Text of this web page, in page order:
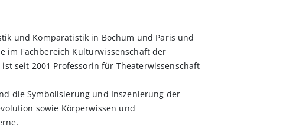
und Komparatistik in Bochum und Paris und
im Fachbereich Kulturwissenschaft der
seit 2001 Professorin für Theaterwissenschaft
die Symbolisierung und Inszenierung der
sowie Körperwissen und